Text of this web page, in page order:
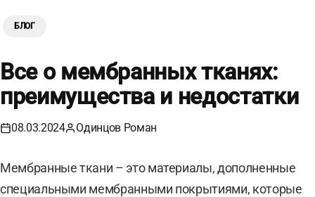
БЛОГ
Все о мембранных тканях:
преимущества и недостатки
08.03.2024 Одинцов Роман
Мембранные ткани – это материалы, дополненные
специальными мембранными покрытиями, которые